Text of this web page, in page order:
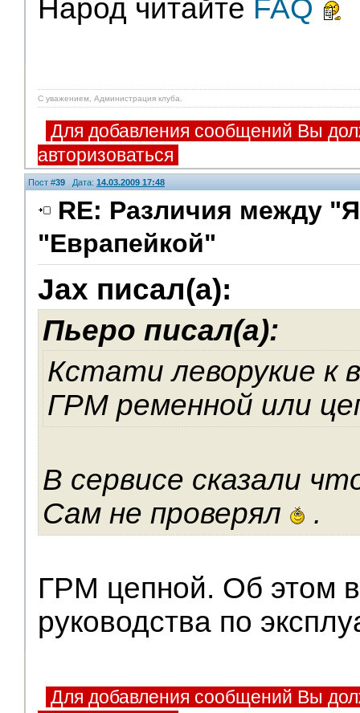
Народ читайте FAQ
С уважением, Администрация клуба.
Для добавления сообщений Вы
авторизоваться
Пост #39 Дата: 14.03.2009 17:48
RE: Различия между
"Еврапейкой"
Jax писал(а):
Пьеро писал(а):
Кстати леворукие к
ГРМ ременной или
В сервисе сказали
Сам не проверял
.
ГРМ цепной. Об этом
руководства по
Для добавления сообщений Вы